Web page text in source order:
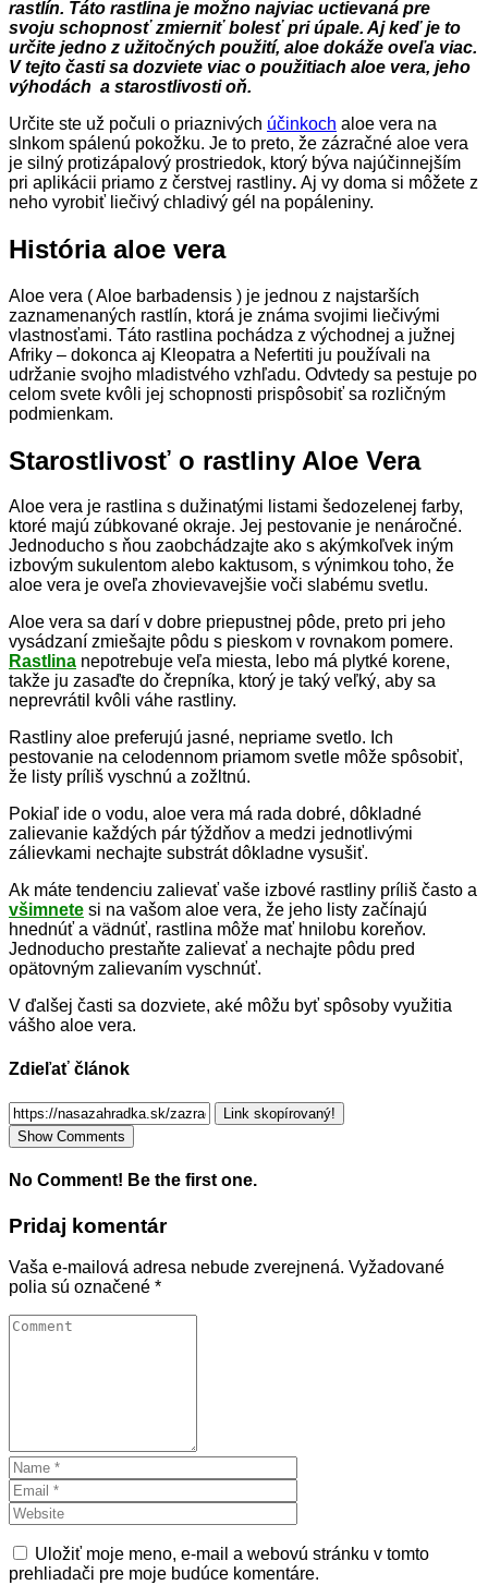
rastlín. Táto rastlina je možno najviac uctievaná pre
svoju schopnosť zmierniť bolesť pri úpale. Aj keď je to
určite jedno z užitočných použití, aloe dokáže oveľa viac.
V tejto časti sa dozviete viac o použitiach aloe vera, jeho
výhodách a starostlivosti oň.
Určite ste už počuli o priaznivých účinkoch aloe vera na
slnkom spálenú pokožku. Je to preto, že zázračné aloe vera
je silný protizápalový prostriedok, ktorý býva najúčinnejším
pri aplikácii priamo z čerstvej rastliny. Aj vy doma si môžete z
neho vyrobiť liečivý chladivý gél na popáleniny.
História aloe vera
Aloe vera ( Aloe barbadensis ) je jednou z najstarších
zaznamenaných rastlín, ktorá je známa svojimi liečivými
vlastnosťami. Táto rastlina pochádza z východnej a južnej
Afriky – dokonca aj Kleopatra a Nefertiti ju používali na
udržanie svojho mladistvého vzhľadu. Odvtedy sa pestuje po
celom svete kvôli jej schopnosti prispôsobiť sa rozličným
podmienkam.
Starostlivosť o rastliny Aloe Vera
Aloe vera je rastlina s dužinatými listami šedozelenej farby,
ktoré majú zúbkované okraje. Jej pestovanie je nenáročné.
Jednoducho s ňou zaobchádzajte ako s akýmkoľvek iným
izbovým sukulentom alebo kaktusom, s výnimkou toho, že
aloe vera je oveľa zhovievavejšie voči slabému svetlu.
Aloe vera sa darí v dobre priepustnej pôde, preto pri jeho
vysádzaní zmiešajte pôdu s pieskom v rovnakom pomere.
Rastlina nepotrebuje veľa miesta, lebo má plytké korene,
takže ju zasaďte do črepníka, ktorý je taký veľký, aby sa
neprevrátil kvôli váhe rastliny.
Rastliny aloe preferujú jasné, nepriame svetlo. Ich
pestovanie na celodennom priamom svetle môže spôsobiť,
že listy príliš vyschnú a zožltnú.
Pokiaľ ide o vodu, aloe vera má rada dobré, dôkladné
zalievanie každých pár týždňov a medzi jednotlivými
zálievkami nechajte substrát dôkladne vysušiť.
Ak máte tendenciu zalievať vaše izbové rastliny príliš často a
všimnete si na vašom aloe vera, že jeho listy začínajú
hnednúť a vädnúť, rastlina môže mať hnilobu koreňov.
Jednoducho prestaňte zalievať a nechajte pôdu pred
opätovným zalievaním vyschnúť.
V ďalšej časti sa dozviete, aké môžu byť spôsoby využitia
vášho aloe vera.
Zdieľať článok
Link skopírovaný!
Show Comments
No Comment! Be the first one.
Pridaj komentár
Vaša e-mailová adresa nebude zverejnená. Vyžadované
polia sú označené *
Uložiť moje meno, e-mail a webovú stránku v tomto
prehliadači pre moje budúce komentáre.